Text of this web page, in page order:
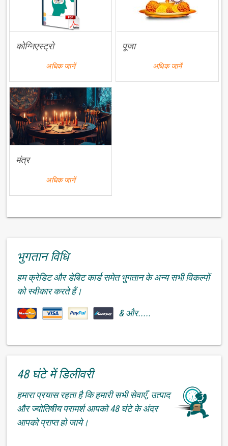
कोग्निएस्ट्रो
अधिक जानें
पूजा
अधिक जानें
मंत्र
अधिक जानें
भुगतान विधि
हम क्रेडिट और डेबिट कार्ड समेत भुगतान के अन्य सभी विकल्पों
को स्वीकार करते हैं।
& और.....
48 घंटे में डिलीवरी
हमारा प्रयास रहता है कि हमारी सभी सेवाएँ, उत्पाद
और ज्योतिषीय परामर्श आपको 48 घंटे के अंदर
आपको प्राप्त हो जाये।